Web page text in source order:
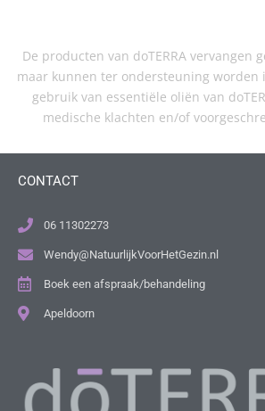
De producten van doTERRA vervangen
maar kunnen ter ondersteuning worden
gebruik van essentiële oliën van
medische klachten en/of
CONTACT
06 11302273
Wendy@NatuurlijkVoorHetGezin.nl
Boek een afspraak/behandeling
Apeldoorn